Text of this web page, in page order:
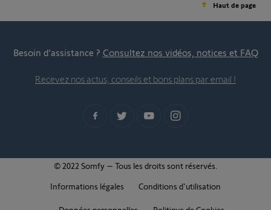
Haut de page
Besoin d’assistance ? Consultez nos vidéos, notices et FAQ
Recevez nos actus, conseils et bons plans par email !
© 2022 Somfy – Tous les droits sont réservés.
Informations légales
Conditions d'utilisation